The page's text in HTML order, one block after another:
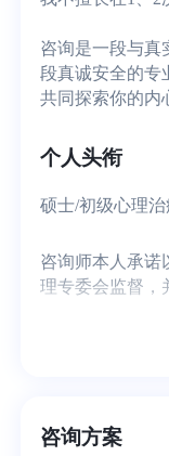
咨询是一段与真
段真诚安全的专
共同探索你的内
个人头衔
硕士/初级心理
咨询师本人承诺
理专委会监督，
咨询方案